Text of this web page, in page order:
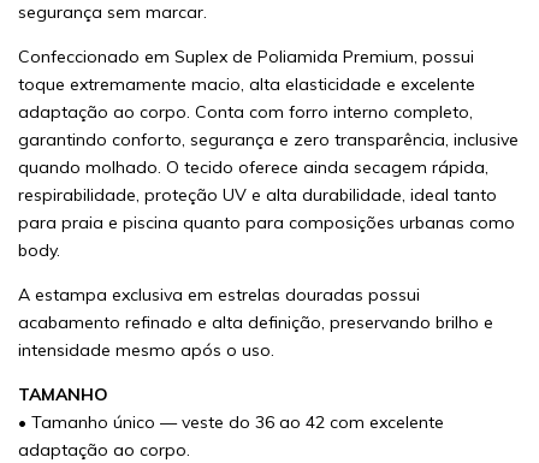
segurança sem marcar.
Confeccionado em Suplex de Poliamida Premium, possui
toque extremamente macio, alta elasticidade e excelente
adaptação ao corpo. Conta com forro interno completo,
garantindo conforto, segurança e zero transparência, inclusive
quando molhado. O tecido oferece ainda secagem rápida,
respirabilidade, proteção UV e alta durabilidade, ideal tanto
para praia e piscina quanto para composições urbanas como
body.
A estampa exclusiva em estrelas douradas possui
acabamento refinado e alta definição, preservando brilho e
intensidade mesmo após o uso.
TAMANHO
• Tamanho único — veste do 36 ao 42 com excelente
adaptação ao corpo.